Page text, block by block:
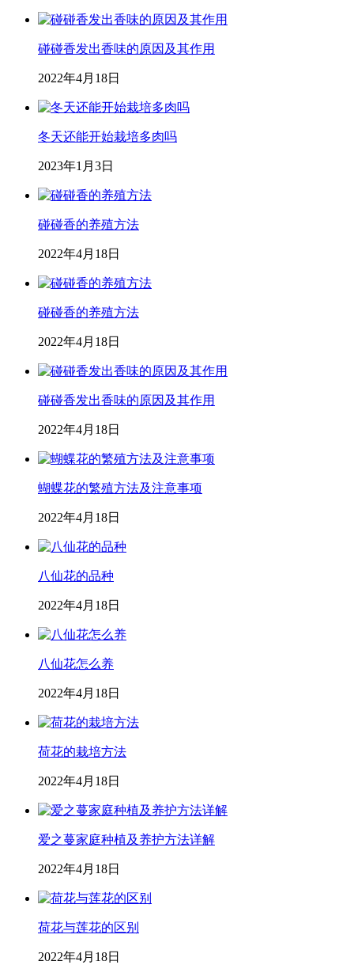
碰碰香发出香味的原因及其作用
2022年4月18日
冬天还能开始栽培多肉吗
2023年1月3日
碰碰香的养殖方法
2022年4月18日
碰碰香的养殖方法
2022年4月18日
碰碰香发出香味的原因及其作用
2022年4月18日
蝴蝶花的繁殖方法及注意事项
2022年4月18日
八仙花的品种
2022年4月18日
八仙花怎么养
2022年4月18日
荷花的栽培方法
2022年4月18日
爱之蔓家庭种植及养护方法详解
2022年4月18日
荷花与莲花的区别
2022年4月18日